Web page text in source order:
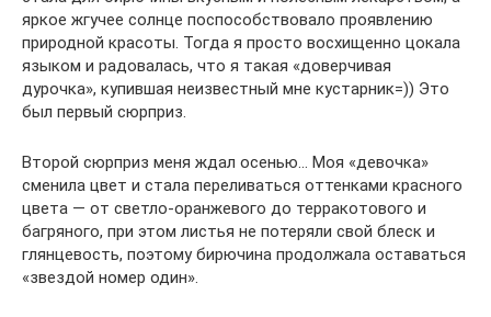
яркое жгучее солнце поспособствовало проявлению
природной красоты. Тогда я просто восхищенно цокала
языком и радовалась, что я такая «доверчивая
дурочка», купившая неизвестный мне кустарник=)) Это
был первый сюрприз.
Второй сюрприз меня ждал осенью… Моя «девочка»
сменила цвет и стала переливаться оттенками красного
цвета — от светло-оранжевого до терракотового и
багряного, при этом листья не потеряли свой блеск и
глянцевость, поэтому бирючина продолжала оставаться
«звездой номер один».